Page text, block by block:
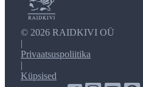
© 2026 RAIDKIVI OÜ
|
Privaatsuspoliitika
|
Küpsised